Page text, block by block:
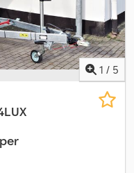
Up Tofoa
moms kan specificeras.
EU-export netto och
25 Utförsäljning
1 / 5